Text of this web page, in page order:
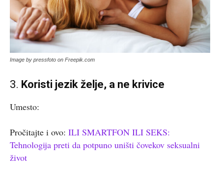
Image by pressfoto on Freepik.com
3. Koristi jezik želje, a ne krivice
Umesto:
Pročitajte i ovo: ILI SMARTFON ILI SEKS:
Tehnologija preti da potpuno uništi čovekov seksualni
život